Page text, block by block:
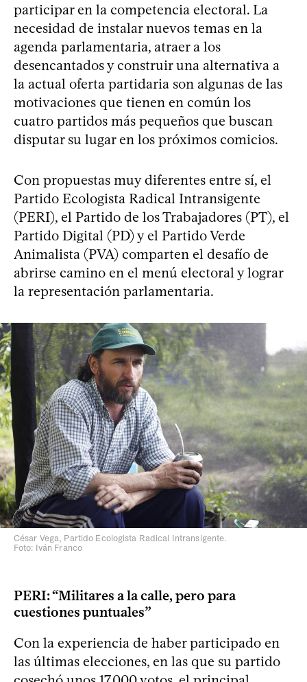
participar en la competencia electoral. La
necesidad de instalar nuevos temas en la
agenda parlamentaria, atraer a los
desencantados y construir una alternativa a
la actual oferta partidaria son algunas de las
motivaciones que tienen en común los
cuatro partidos más pequeños que buscan
disputar su lugar en los próximos comicios.
Con propuestas muy diferentes entre sí, el
Partido Ecologista Radical Intransigente
(PERI), el Partido de los Trabajadores (PT), el
Partido Digital (PD) y el Partido Verde
Animalista (PVA) comparten el desafío de
abrirse camino en el menú electoral y lograr
la representación parlamentaria.
César Vega, Partido Ecologista Radical Intransigente.
Foto: Iván Franco
PERI: “Militares a la calle, pero para
cuestiones puntuales”
Con la experiencia de haber participado en
las últimas elecciones, en las que su partido